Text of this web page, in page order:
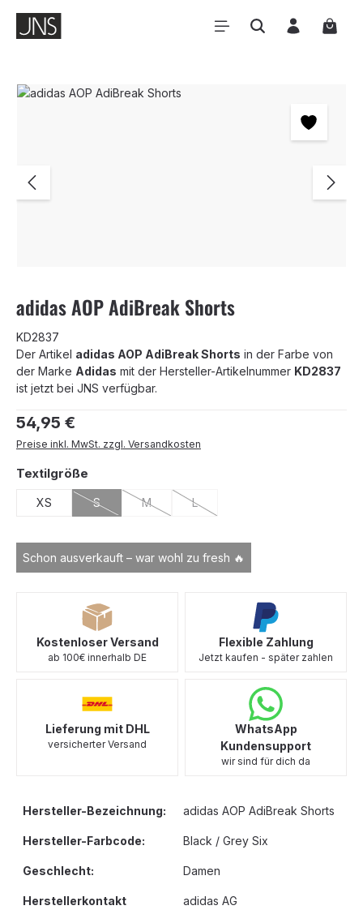
Zum Hauptinhalt springen
Bildergalerie überspringen
adidas AOP AdiBreak Shorts
KD2837
Der Artikel adidas AOP AdiBreak Shorts in der Farbe von
der Marke Adidas mit der Hersteller-Artikelnummer KD2837
ist jetzt bei JNS verfügbar.
Regulärer Preis:
54,95 €
Preise inkl. MwSt. zzgl. Versandkosten
Schon ausverkauft – war wohl zu fresh 🔥
Textilgröße
XS S
(Diese Option ist zurzeit nicht verfügbar.)
M
(Diese Option ist zurzeit nicht verfügbar.)
L
(Diese Option ist zurzeit nicht
Kostenloser Versand
ab 100€ innerhalb DE
Flexible Zahlung
Jetzt kaufen - später zahlen
Lieferung mit DHL
versicherter Versand
WhatsApp
Kundensupport
wir sind für dich da
Hersteller-Bezeichnung: adidas AOP AdiBreak Shorts
Hersteller-Farbcode: Black / Grey Six
Geschlecht: Damen
Herstellerkontakt
adidas AG